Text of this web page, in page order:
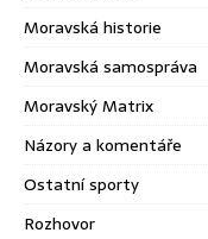
Moravská historie
Moravská samospráva
Moravský Matrix
Názory a komentáře
Ostatní sporty
Rozhovor